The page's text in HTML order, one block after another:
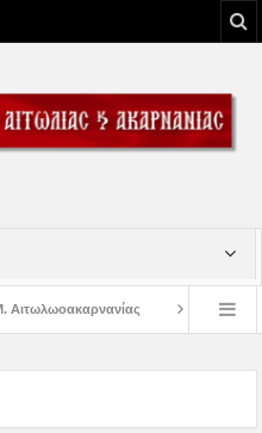
Μήνυμα Σεβασμιωτάτου Μητροπολίτου